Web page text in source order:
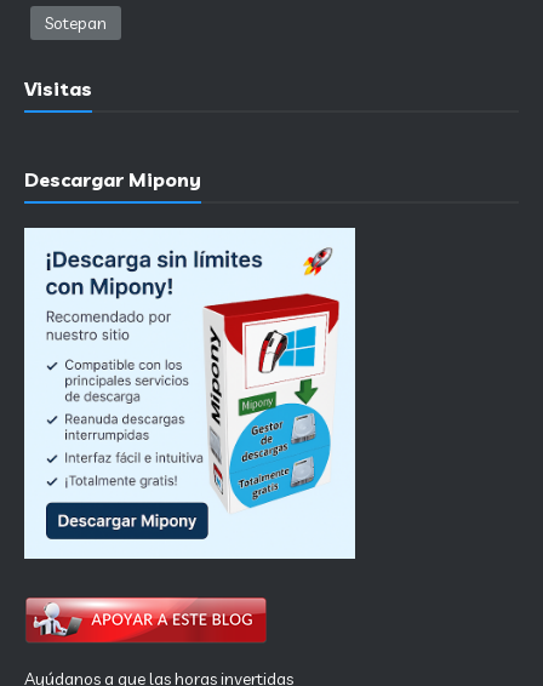
Sotepan
Visitas
Descargar Mipony
Ayúdanos a que las horas invertidas